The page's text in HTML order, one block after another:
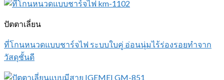
ปัตตาเลี่ยน
ที่โกนหนวดแบบชาร์จไฟ ระบบใบคู่ อ่อนนุ่มไร้ร่องรอยทำจาก
วัสดุชั้นดี